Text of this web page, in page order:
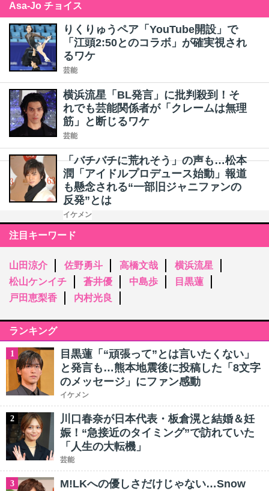
Asa-Jo チョイス
りくりゅうペア「YouTube開設」で
「江頭2:50とのコラボ」が確実視され
るワケ
芸能
横浜流星「BL発言」に批判殺到！そ
れでも芸能関係者が「クレームは無理
筋」と断じるワケ
芸能
「バチバチに荒れそう」の声も…松本
潤「アイドルプロデュース始動」報道
も懸念される“一部旧ジャニファンの
反発”とは
イケメン
注目キーワード
山田涼介 佐野勇斗 高橋文哉
横浜流星
松山ケンイチ
蒼井優 中島歩
目黒蓮
戸田恵梨香
内村光良
ランキング
1
目黒蓮「“頑張って”とは言いたくない」
と発言も…熊本地震後に投稿した「8文字
のメッセージ」にファン感動
イケメン
2
川口春奈が日本代表・板倉滉と結婚＆妊
娠！“急接近のタイミング”で訪れていた
「人生の大転機」
芸能
3 M!LKへの優しさだけじゃない…Snow